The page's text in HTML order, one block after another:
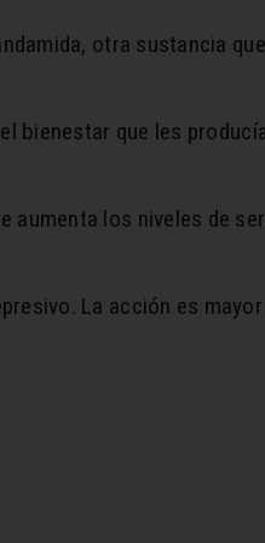
otra sustancia
que les
aumenta los niveles de
La acción es